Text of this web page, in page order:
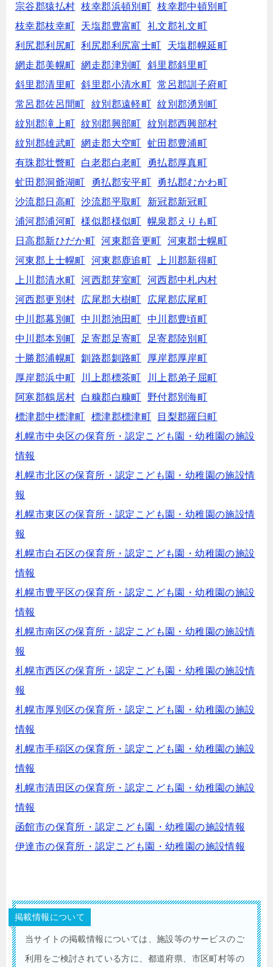
宗谷郡猿払村
枝幸郡浜頓別町
枝幸郡中頓別町
枝幸郡枝幸町
天塩郡豊富町
礼文郡礼文町
利尻郡利尻町
利尻郡利尻富士町
天塩郡幌延町
網走郡美幌町
網走郡津別町
斜里郡斜里町
斜里郡清里町
斜里郡小清水町
常呂郡訓子府町
常呂郡佐呂間町
紋別郡遠軽町
紋別郡湧別町
紋別郡滝上町
紋別郡興部町
紋別郡西興部村
紋別郡雄武町
網走郡大空町
虻田郡豊浦町
有珠郡壮瞥町
白老郡白老町
勇払郡厚真町
虻田郡洞爺湖町
勇払郡安平町
勇払郡むかわ町
沙流郡日高町
沙流郡平取町
新冠郡新冠町
浦河郡浦河町
様似郡様似町
幌泉郡えりも町
日高郡新ひだか町
河東郡音更町
河東郡士幌町
河東郡上士幌町
河東郡鹿追町
上川郡新得町
上川郡清水町
河西郡芽室町
河西郡中札内村
河西郡更別村
広尾郡大樹町
広尾郡広尾町
中川郡幕別町
中川郡池田町
中川郡豊頃町
中川郡本別町
足寄郡足寄町
足寄郡陸別町
十勝郡浦幌町
釧路郡釧路町
厚岸郡厚岸町
厚岸郡浜中町
川上郡標茶町
川上郡弟子屈町
阿寒郡鶴居村
白糠郡白糠町
野付郡別海町
標津郡中標津町
標津郡標津町
目梨郡羅臼町
札幌市中央区の保育所・認定こども園・幼稚園の施設
情報
札幌市北区の保育所・認定こども園・幼稚園の施設情
報
札幌市東区の保育所・認定こども園・幼稚園の施設情
報
札幌市白石区の保育所・認定こども園・幼稚園の施設
情報
札幌市豊平区の保育所・認定こども園・幼稚園の施設
情報
札幌市南区の保育所・認定こども園・幼稚園の施設情
報
札幌市西区の保育所・認定こども園・幼稚園の施設情
報
札幌市厚別区の保育所・認定こども園・幼稚園の施設
情報
札幌市手稲区の保育所・認定こども園・幼稚園の施設
情報
札幌市清田区の保育所・認定こども園・幼稚園の施設
情報
函館市の保育所・認定こども園・幼稚園の施設情報
伊達市の保育所・認定こども園・幼稚園の施設情報
掲載情報について
当サイトの掲載情報については、施設等のサービスのご
利用をご検討されている方に、都道府県、市区町村等の